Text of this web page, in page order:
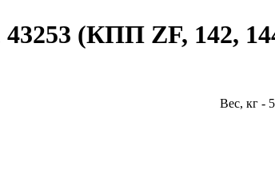
(КПП ZF, 142,
Вес, кг -